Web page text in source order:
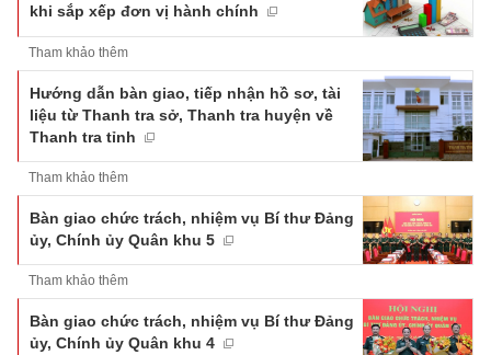
khi sắp xếp đơn vị hành chính
Tham khảo thêm
Hướng dẫn bàn giao, tiếp nhận hồ sơ, tài
liệu từ Thanh tra sở, Thanh tra huyện về
Thanh tra tỉnh
Tham khảo thêm
Bàn giao chức trách, nhiệm vụ Bí thư Đảng
ủy, Chính ủy Quân khu 5
Tham khảo thêm
Bàn giao chức trách, nhiệm vụ Bí thư Đảng
ủy, Chính ủy Quân khu 4